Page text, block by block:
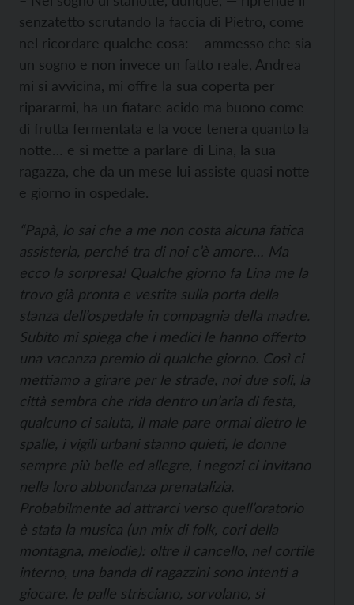
senzatetto scrutando la faccia di Pietro, come
nel ricordare qualche cosa: – ammesso che sia
un sogno e non invece un fatto reale, Andrea
mi si avvicina, mi offre la sua coperta per
ripararmi, ha un fiatare acido ma buono come
di frutta fermentata e la voce tenera quanto la
notte… e si mette a parlare di Lina, la sua
ragazza, che da un mese lui assiste quasi notte
e giorno in ospedale.
“Papà, lo sai che a me non costa alcuna fatica
assisterla, perché tra di noi c’è amore… Ma
ecco la sorpresa! Qualche giorno fa Lina me la
trovo già pronta e vestita sulla porta della
stanza dell’ospedale in compagnia della madre.
Subito mi spiega che i medici le hanno offerto
una vacanza premio di qualche giorno. Così ci
mettiamo a girare per le strade, noi due soli, la
città sembra che rida dentro un’aria di festa,
qualcuno ci saluta, il male pare ormai dietro le
spalle, i vigili urbani stanno quieti, le donne
sempre più belle ed allegre, i negozi ci invitano
nella loro abbondanza prenatalizia.
Probabilmente ad attrarci verso quell’oratorio
è stata la musica (un mix di folk, cori della
montagna, melodie): oltre il cancello, nel cortile
interno, una banda di ragazzini sono intenti a
giocare, le palle strisciano, sorvolano, si